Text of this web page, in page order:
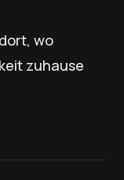
wo
zuhause